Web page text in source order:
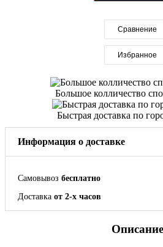
Сравнение
Избранное
Большое колличество
Быстрая доставка по
Информация о доставке
Самовывоз бесплатно
Доставка от 2-х часов
Описание